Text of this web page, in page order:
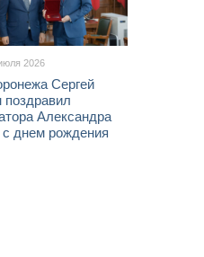
2026
Сергей
поздравил
Александра
с днем рождения